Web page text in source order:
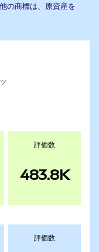
の商標は、原資産を
評価数
483.8K
評価数